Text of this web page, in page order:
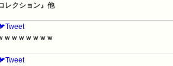
レクション』他
ｗｗｗｗｗｗｗ